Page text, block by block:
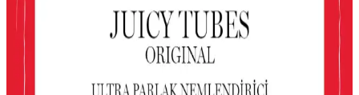
Le Mabelle'nin pembe, altın ve beyaz tonlarındaki jel farı, kolay
uygulama ve parlaklık sağlar. Çocuklar için uygun, pratik ve
eğlenceli göz makyajı seçeneği sunar.
Gri ve Akınca Renklerinin Kozmetik ve Makyajda
Kullanımı ve Uygulama İpuçları